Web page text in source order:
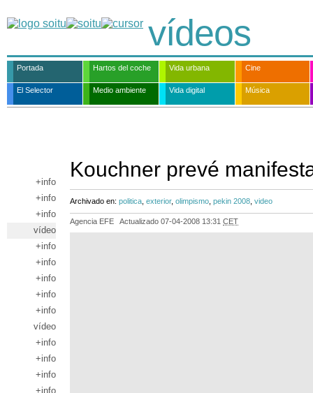
vídeos
Portada Hartos del coche Vida urbana Cine
El Selector Medio ambiente Vida digital Música
+info
+info
+info
vídeo
+info
+info
+info
+info
+info
vídeo
+info
+info
+info
+info
Kouchner prevé
Archivado en: politica exterior, olimpismo pekin 2008 video
Agencia EFE Actualizado 07-04-2008 13:31 CET